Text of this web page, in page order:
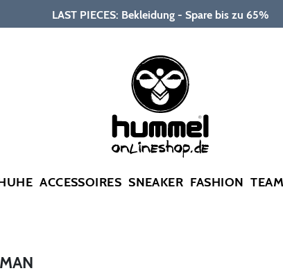
LAST PIECES: Bekleidung - Spare bis zu 65%
ACCESSOIRES SNEAKER FASHION